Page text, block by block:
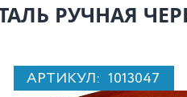
РУЧНАЯ
АРТИКУЛ: 1013047